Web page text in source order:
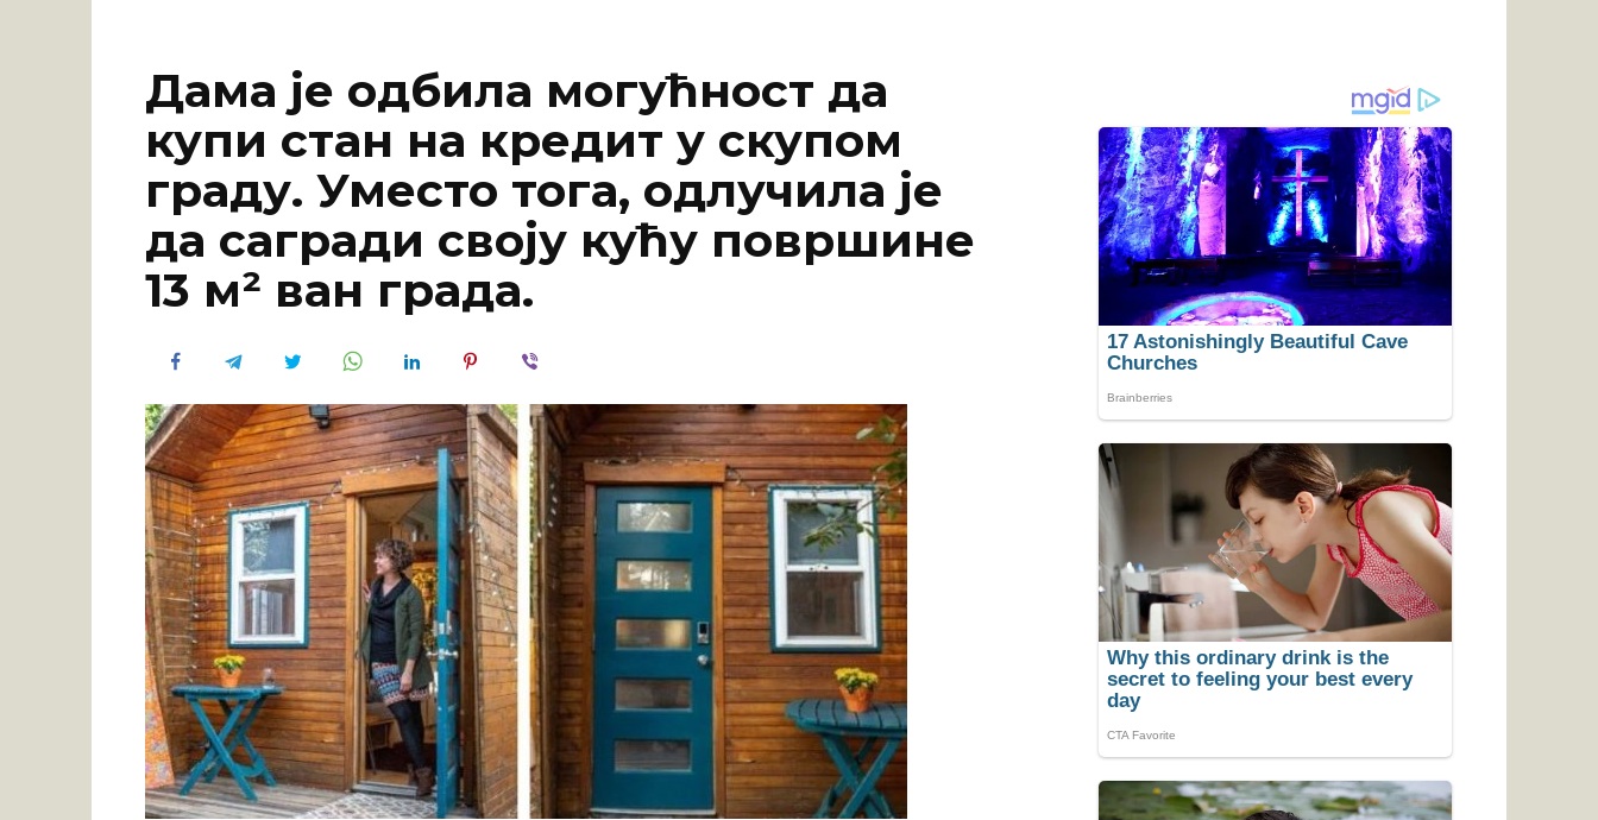
Дама је одбила могућност да
купи стан на кредит у скупом
граду. Уместо тога, одлучила је
да сагради своју кућу површине
13 м² ван града.